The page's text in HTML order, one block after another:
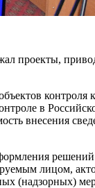
проекты,
в
внесения
лицом,
(надзорных)